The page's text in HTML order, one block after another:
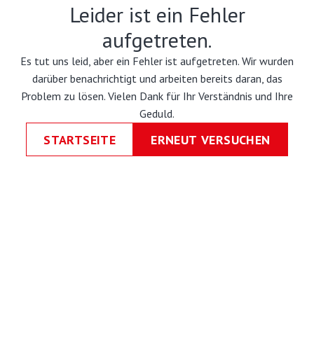
Leider ist ein Fehler
aufgetreten.
Es tut uns leid, aber ein Fehler ist aufgetreten. Wir wurden
darüber benachrichtigt und arbeiten bereits daran, das
Problem zu lösen. Vielen Dank für Ihr Verständnis und Ihre
Geduld.
STARTSEITE ERNEUT VERSUCHEN